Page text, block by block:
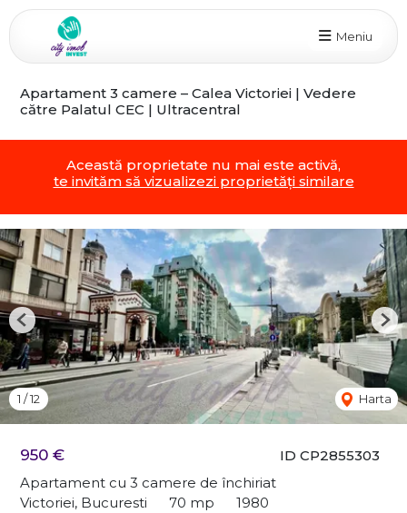
Meniu
Apartament 3 camere – Calea Victoriei | Vedere
către Palatul CEC | Ultracentral
Această proprietate nu mai este activă,
te invităm să vizualizezi proprietăți similare
ID CP2855303
950 €
Apartament cu 3 camere de închiriat
Victoriei, Bucuresti
70 mp 1980
1 /12 Harta
Previous